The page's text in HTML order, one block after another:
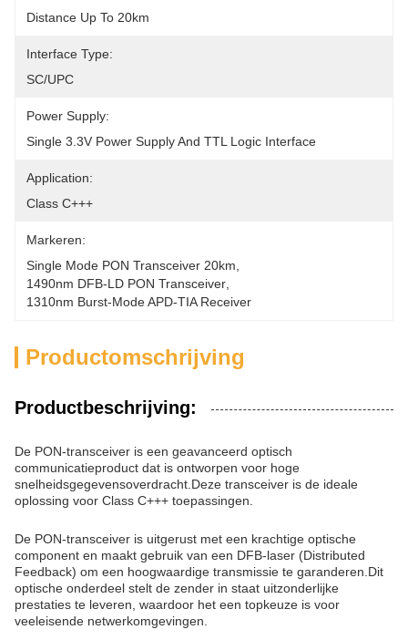
Distance Up To 20km
Interface Type:
SC/UPC
Power Supply:
Single 3.3V Power Supply And TTL Logic Interface
Application:
Class C+++
Markeren:
Single Mode PON Transceiver 20km
1490nm DFB-LD PON Transceiver
1310nm Burst-Mode APD-TIA Receiver
Productomschrijving
Productbeschrijving:
De PON-transceiver is een geavanceerd optisch
communicatieproduct dat is ontworpen voor hoge
snelheidsgegevensoverdracht.Deze transceiver is de ideale
oplossing voor Class C+++ toepassingen.
De PON-transceiver is uitgerust met een krachtige optische
component en maakt gebruik van een DFB-laser (Distributed
Feedback) om een hoogwaardige transmissie te garanderen.Dit
optische onderdeel stelt de zender in staat uitzonderlijke
prestaties te leveren, waardoor het een topkeuze is voor
veeleisende netwerkomgevingen.